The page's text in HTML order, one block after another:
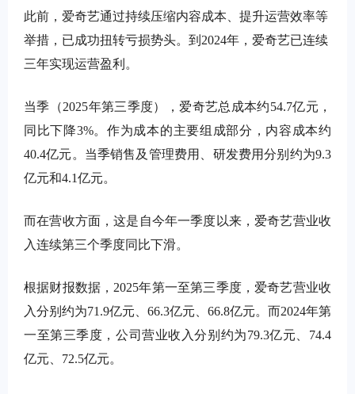
此前，爱奇艺通过持续压缩内容成本、提升运营效率等
举措，已成功扭转亏损势头。到 2024年，爱奇艺已连续
三年实现运营盈利。
当季（2025年第三季度），爱奇艺总成本约54.7亿元，
同比下降3%。作为成本的主要组成部分，内容成本约
40.4亿元。当季销售及管理费用、研发费用分别约为9.3
亿元和4.1亿元。
而在营收方面，这是自今年一季度以来，爱奇艺营业收
入连续第三个季度同比下滑。
根据财报数据， 2025年第一至第三季度，爱奇艺营业收
入分别约为71.9亿元、 66.3亿元、 66.8亿元。而2024年第
一至第三季度，公司营业收入分别约为79.3亿元、 74.4
亿元、 72.5亿元。